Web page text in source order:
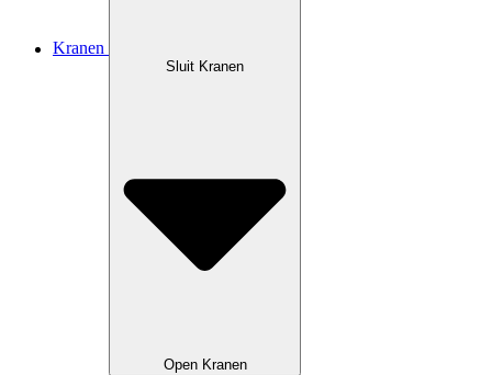
Kranen
Sluit Kranen
Open Kranen